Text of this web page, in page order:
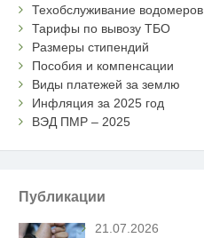
Техобслуживание водомеров
Тарифы по вывозу ТБО
Размеры стипендий
Пособия и компенсации
Виды платежей за землю
Инфляция за 2025 год
ВЭД ПМР – 2025
Публикации
21.07.2026